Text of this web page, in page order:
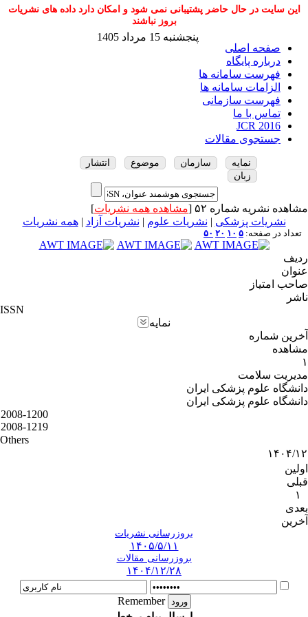
این سایت در حال حاضر پشتیبانی نمی شود و امکان دارد داده های نشریات
بروز نباشند
صفحه اصلی
درباره پایگاه
فهرست سامانه ها
الزامات سامانه ها
فهرست سازمانی
تماس با ما
JCR 2016
جستجوی مقالات
پنجشنبه 15 مرداد 1405
نمایه سازمان موضوع
انتشار
زبان
مشاهده نشریه شماره ۵۲ [ مشاهده همه نشریات]
نشریات پزشکی | نشریات علوم | نشریات آزاد |همه نشریات
تعداد در صفحه: ۵ ۱۰ ۲۰ ۵۰
ردیف
عنوان
صاحب امتیاز
ناشر
ISSN
نمایه
آخرین شماره
مشاهده
۱
مدیریت سلامت
دانشگاه علوم پزشکی ایران
دانشگاه علوم پزشکی ایران
2008-1200
2008-1219
Others
۱۴۰۴/۱۲
اولین
قبلی
۱
بعدی
آخرین
بروزرسانی نشریات
۱۴۰۵/۵/۱۱
بروزرسانی مقالات
۱۴۰۴/۱۲/۲۸
Remember